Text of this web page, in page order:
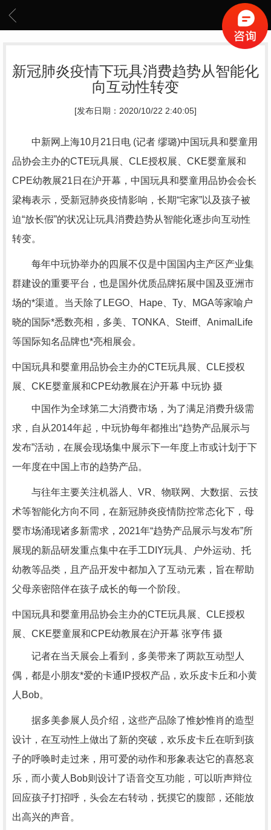
新冠肺炎疫情下玩具消费趋势从智能化
向互动性转变
[发布日期：2020/10/22 2:40:05]
中新网上海10月21日电 (记者 缪璐)中国玩具和婴童用
品协会主办的CTE玩具展、CLE授权展、CKE婴童展和
CPE幼教展21日在沪开幕，中国玩具和婴童用品协会会长
梁梅表示，受新冠肺炎疫情影响，长期“宅家”以及孩子被
迫“放长假”的状况让玩具消费趋势从智能化逐步向互动性
转变。
每年中玩协举办的四展不仅是中国国内主产区产业集
群建设的重要平台，也是国外优质品牌拓展中国及亚洲市
场的*渠道。当天除了LEGO、Hape、Ty、MGA等家喻户
晓的国际*悉数亮相，多美、TONKA、Steiff、AnimalLife
等国际知名品牌也*亮相展会。
中国玩具和婴童用品协会主办的CTE玩具展、CLE授权
展、CKE婴童展和CPE幼教展在沪开幕 中玩协 摄
中国作为全球第二大消费市场，为了满足消费升级需
求，自从2014年起，中玩协每年都推出“趋势产品展示与
发布”活动，在展会现场集中展示下一年度上市或计划于下
一年度在中国上市的趋势产品。
与往年主要关注机器人、VR、物联网、大数据、云技
术等智能化方向不同，在新冠肺炎疫情防控常态化下，母
婴市场涌现诸多新需求，2021年“趋势产品展示与发布”所
展现的新品研发重点集中在手工DIY玩具、户外运动、托
幼教等品类，且产品开发中都加入了互动元素，旨在帮助
父母亲密陪伴在孩子成长的每一个阶段。
中国玩具和婴童用品协会主办的CTE玩具展、CLE授权
展、CKE婴童展和CPE幼教展在沪开幕 张亨伟 摄
记者在当天展会上看到，多美带来了两款互动型人
偶，都是小朋友*爱的卡通IP授权产品，欢乐皮卡丘和小黄
人Bob。
据多美参展人员介绍，这些产品除了惟妙惟肖的造型
设计，在互动性上做出了新的突破，欢乐皮卡丘在听到孩
子的呼唤时走过来，用可爱的动作和形象表达它的喜怒哀
乐，而小黄人Bob则设计了语音交互功能，可以听声辩位
回应孩子打招呼，头会左右转动，抚摸它的腹部，还能放
出高兴的声音。